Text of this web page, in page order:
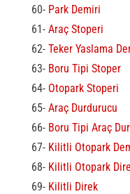
60- Park Demiri
61- Araç Stoperi
62- Teker Yaslama
63- Boru Tipi Stoper
64- Otopark Stoperi
65- Araç Durdurucu
66- Boru Tipi Araç
67- Kilitli Otopark
68- Kilitli Otopark
69- Kilitli Direk